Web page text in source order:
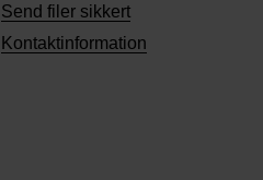
Send filer sikkert
Kontaktinformation